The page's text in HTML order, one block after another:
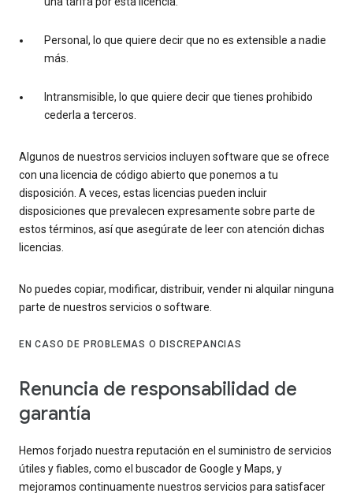
Personal, lo que quiere decir que no es extensible a nadie
más.
Intransmisible, lo que quiere decir que tienes prohibido
cederla a terceros.
Algunos de nuestros servicios incluyen software que se ofrece
con una licencia de código abierto que ponemos a tu
disposición. A veces, estas licencias pueden incluir
disposiciones que prevalecen expresamente sobre parte de
estos términos, así que asegúrate de leer con atención dichas
licencias.
No puedes copiar, modificar, distribuir, vender ni alquilar ninguna
parte de nuestros servicios o software.
EN CASO DE PROBLEMAS O DISCREPANCIAS
Renuncia de responsabilidad de
garantía
Hemos forjado nuestra reputación en el suministro de servicios
útiles y fiables, como el buscador de Google y Maps, y
mejoramos continuamente nuestros servicios para satisfacer